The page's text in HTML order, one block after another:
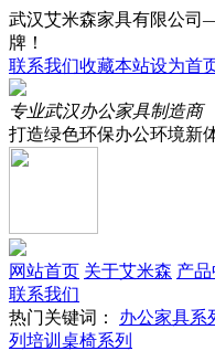
武汉艾米森家具有限公
牌！
联系我们收藏本站设为首
专业武汉办公家具制造商
打造绿色环保办公环境新
网站首页 关于艾米森 产
联系我们
热门关键词： 办公家具系
列 培训桌椅系列